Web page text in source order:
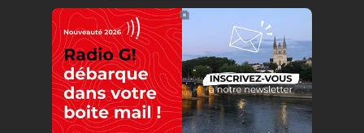
https://radio-g.fr?12998
⧉